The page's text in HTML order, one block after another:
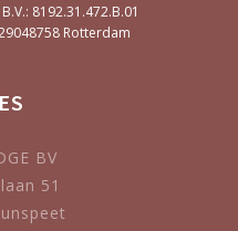
8192.31.472.B.01
Rotterdam
BV
51